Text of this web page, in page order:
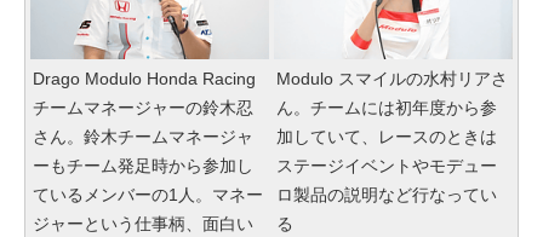
Drago Modulo Honda Racing
チームマネージャーの鈴木忍
さん。鈴木チームマネージャ
ーもチーム発足時から参加し
ているメンバーの1人。マネー
ジャーという仕事柄、面白い
Modulo スマイルの水村リアさ
ん。チームには初年度から参
加していて、レースのときは
ステージイベントやモデュー
ロ製品の説明など行なってい
る